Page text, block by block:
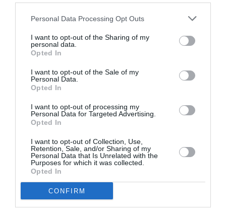
Personal Data Processing Opt Outs
I want to opt-out of the Sharing of my
personal data.
Opted In
I want to opt-out of the Sale of my
Personal Data.
Opted In
I want to opt-out of processing my
Personal Data for Targeted Advertising.
Opted In
I want to opt-out of Collection, Use,
Retention, Sale, and/or Sharing of my
Personal Data that Is Unrelated with the
Purposes for which it was collected.
Opted In
CONFIRM